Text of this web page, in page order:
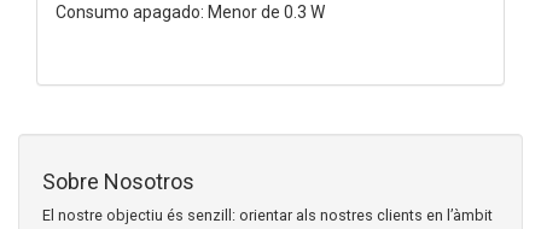
Consumo apagado: Menor de 0.3 W
Sobre Nosotros
El nostre objectiu és senzill: orientar als nostres clients en l’àmbit